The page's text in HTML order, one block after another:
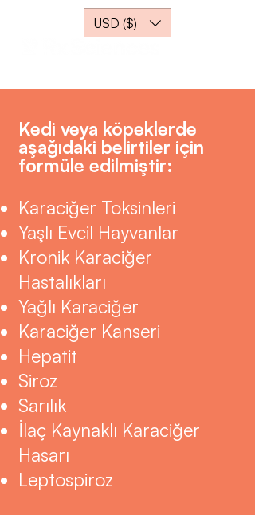
USD ($)
Kedi veya köpeklerde
aşağıdaki belirtiler için
formüle edilmiştir:
Karaciğer Toksinleri
Yaşlı Evcil Hayvanlar
Kronik Karaciğer
Hastalıkları
Yağlı Karaciğer
Karaciğer Kanseri
Hepatit
Siroz
Sarılık
İlaç Kaynaklı Karaciğer
Hasarı
Leptospiroz